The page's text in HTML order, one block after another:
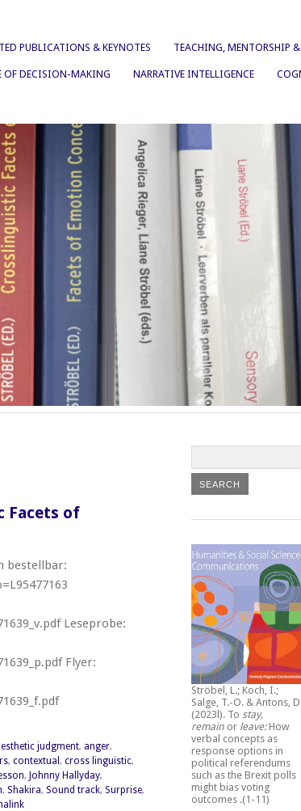
PUBLICATIONS & KEYNOTES TEACHING, MENTORSHIP
OF DECISION-MAKING NARRATIVE INTELLIGENCE
Facets of
bestellbar:
Leseprobe:
Flyer:
judgment, anger,
, contextual , cross linguistic,
, Johnny Hallyday,
, Shakira, Sound track, Surprise,
Ströbel, L.; Koch, I.;
Salge, T.-O. & Antons,
(2023l). To stay,
remain or leave:How
verbal concepts as
response options in
political referendums
such as the Brexit polls
might bias voting
outcomes .(1-11)